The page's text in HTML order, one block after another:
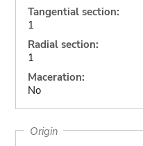
Tangential section:
1
Radial section:
1
Maceration:
No
Origin